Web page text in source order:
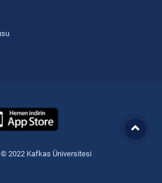
2022 Kafkas Üniversitesi